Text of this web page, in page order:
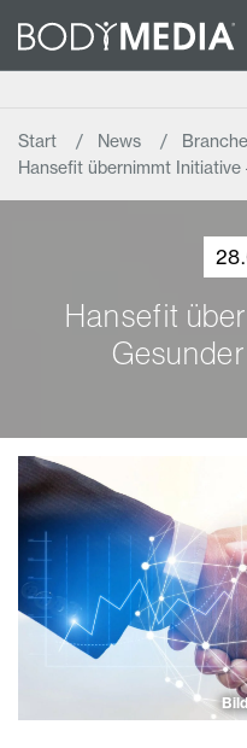
Start News
Hansefit übernimmt
Hansefit